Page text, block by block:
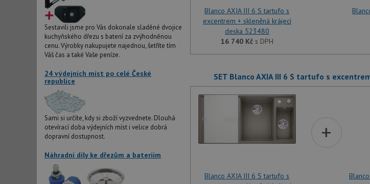
Sestavili jsme pro Vás dokonale sladěné dvojice
kuchyňského dřezu s baterií za zvýhodněnou
cenu. Výrobky nakupujete najednou, šetříte tím
Váš čas a také Vaše peníze.
24 výdejních míst po celé České
republice
Sami si určíte, kdy si zboží vyzvednete. Dlouhá
otevírací doba výdejních míst i velice dobrá
dopravní dostupnost.
Náhradní díly ke dřezům a bateriím
Blanco AXIA III 6 S tartufo s
excentrem + skleněná krájecí
deska 523480
16 740 Kčs DPH
SET Blanco AXIA III 6 S tartufo s
Blanco AXIA III 6 S tartufo s
+